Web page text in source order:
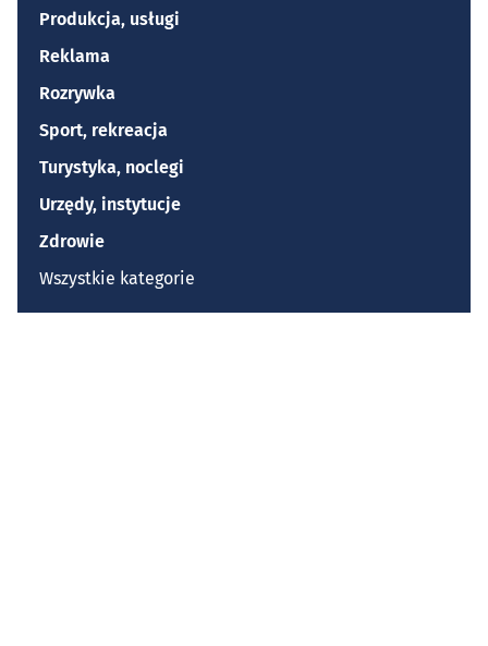
Produkcja, usługi
Reklama
Rozrywka
Sport, rekreacja
Turystyka, noclegi
Urzędy, instytucje
Zdrowie
Wszystkie kategorie